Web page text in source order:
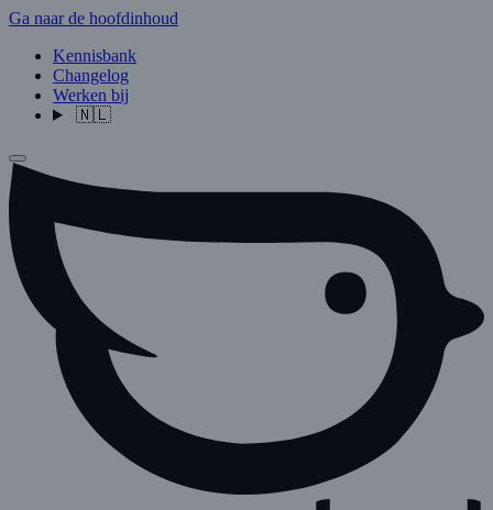
Ga naar de hoofdinhoud
Kennisbank
Changelog
Werken bij
🇳🇱